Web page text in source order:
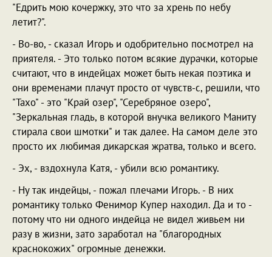
"Едрить мою кочержку, это что за хрень по небу
летит?".
- Во-во, - сказал Игорь и одобрительно посмотрел на
приятеля. - Это только потом всякие дурачки, которые
считают, что в индейцах может быть некая поэтика и
они временами плачут просто от чувств-с, решили, что
"Тахо" - это "Край озер", "Серебряное озеро",
"Зеркальная гладь, в которой внучка великого Маниту
стирала свои шмотки" и так далее. На самом деле это
просто их любимая дикарская жратва, только и всего.
- Эх, - вздохнула Катя, - убили всю романтику.
- Ну так индейцы, - пожал плечами Игорь. - В них
романтику только Фенимор Купер находил. Да и то -
потому что ни одного индейца не видел живьем ни
разу в жизни, зато заработал на "благородных
краснокожих" огромные денежки.